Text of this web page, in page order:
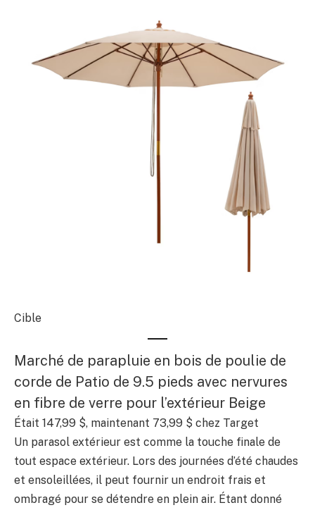
Cible
Marché de parapluie en bois de poulie de
corde de Patio de 9.5 pieds avec nervures
en fibre de verre pour l’extérieur Beige
Était 147,99 $, maintenant 73,99 $ chez Target
Un parasol extérieur est comme la touche finale de
tout espace extérieur. Lors des journées d’été chaudes
et ensoleillées, il peut fournir un endroit frais et
ombragé pour se détendre en plein air. Étant donné